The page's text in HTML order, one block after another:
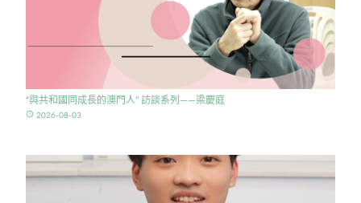
“與共和國同成長的澳門人” 訪談系列——梁慶庭
access_time 2026-08-03